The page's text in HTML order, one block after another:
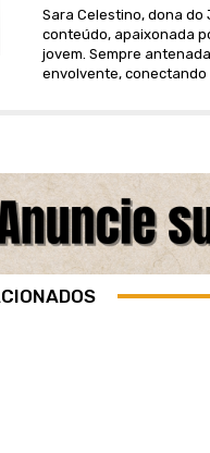
Sara Celestino, dona
conteúdo, apaixonada
jovem. Sempre
envolvente,